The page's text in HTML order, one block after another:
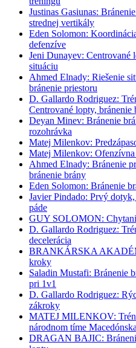
Justinas Gasiunas:
strednej vertikály
Eden Solomon:
defenzíve
Jeni Dunayev: Centrované
situáciu
Ahmed Elnady: Riešenie
bránenie priestoru
D. Gallardo Rodriguez:
Centrované lopty, bránenie
Deyan Minev: Bránenie
rozohrávka
Matej Milenkov:
Matej Milenkov:
Ahmed Elnady: Bránenie
bránenie brány
Eden Solomon: Bránenie
Javier Pindado: Prvý
páde
GUY SOLOMON:
D. Gallardo Rodriguez:
decelerácia
BRANKÁRSKA
kroky
Saladin Mustafi: Bránenie
pri 1v1
D. Gallardo Rodriguez:
zákroky
MATEJ MILENKOV:
národnom tíme
DRAGAN BAJIC: